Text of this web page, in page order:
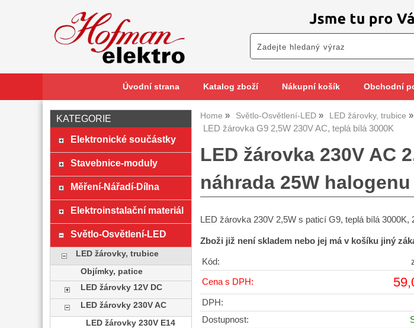
Úvodní strana Katalog zboží Nákupní košík Obchodní
Home Světlo-Osvětlení-LED LED žárovky, trubice
LED žárovka G9 2,5W 230V AC, teplá bílá 3000K
LED žárovka 230V AC
náhrada 25W halogenu
LED žárovka 230V 2,5W s paticí G9, teplá bílá 3000K,
Zboži již není skladem nebo jej má v košíku jiný
Kód:
Cena s DPH:
DPH:
Dostupnost:
KATEGORIE
Elektronické součástky
Stavebnice-moduly
Měření-Nářadí-Dílna
Elektroinstalační materiál
Světlo-Osvětlení-LED
LED žárovky, trubice
Objímky, patice
LED žárovky 12V DC
LED žárovky 230V AC
LED žárovky 230V E14